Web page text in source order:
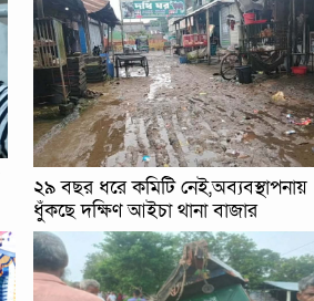
২৯ বছর ধরে কমিটি নেই,অব্যবস্থাপনায়
ধুঁকছে দক্ষিণ আইচা থানা বাজার